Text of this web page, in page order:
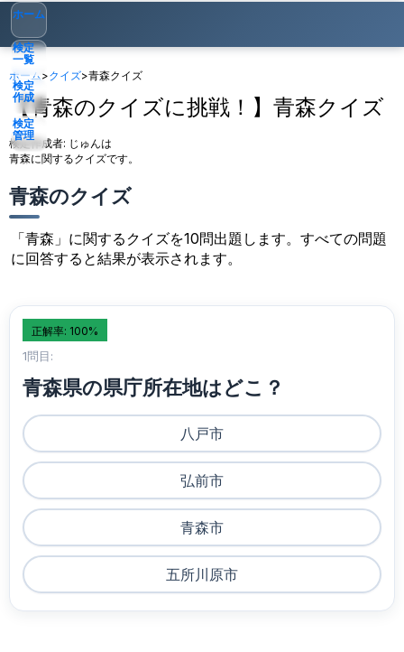
ホーム
検定
一覧
検定
作成
検定
管理
ゲスト ▾
ホーム>クイズ>青森クイズ
【青森のクイズに挑戦！】青森クイズ
検定作成者: じゅんは
青森に関するクイズです。
青森のクイズ
「青森」に関するクイズを10問出題します。すべての問題
に回答すると結果が表示されます。
正解率: 100%
1問目:
青森県の県庁所在地はどこ？
八戸市
弘前市
青森市
五所川原市